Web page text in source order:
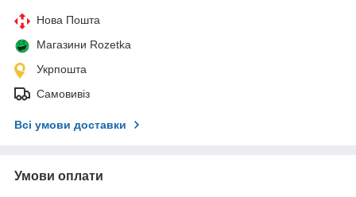
Нова Пошта
Магазини Rozetka
Укрпошта
Самовивіз
Всі умови доставки
Умови оплати